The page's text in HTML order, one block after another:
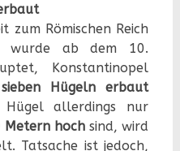
zum Römischen Reich
wurde ab dem 10.
Konstantinopel
Hügeln erbaut
Hügel allerdings nur
Metern hoch sind, wird
Tatsache ist jedoch,